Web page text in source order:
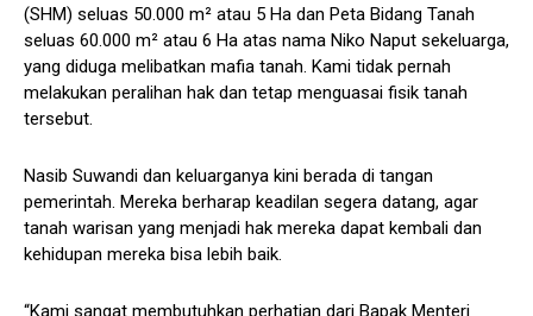
(SHM) seluas 50.000 m² atau 5 Ha dan Peta Bidang Tanah
seluas 60.000 m² atau 6 Ha atas nama Niko Naput sekeluarga,
yang diduga melibatkan mafia tanah. Kami tidak pernah
melakukan peralihan hak dan tetap menguasai fisik tanah
tersebut.
Nasib Suwandi dan keluarganya kini berada di tangan
pemerintah. Mereka berharap keadilan segera datang, agar
tanah warisan yang menjadi hak mereka dapat kembali dan
kehidupan mereka bisa lebih baik.
“Kami sangat membutuhkan perhatian dari Bapak Menteri